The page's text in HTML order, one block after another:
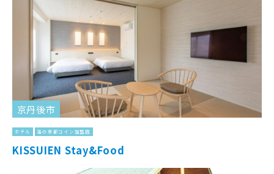
京丹後市
ホテル 海の京都コイン加盟店
KISSUIEN Stay&Food